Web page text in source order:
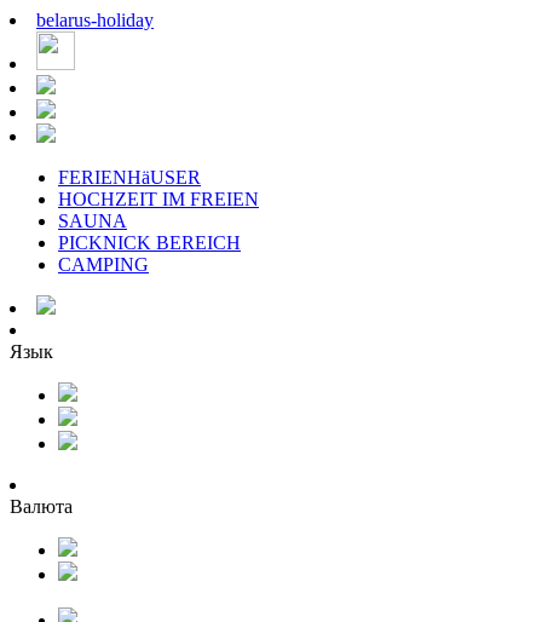
belarus-holiday
FERIENHäUSER
HOCHZEIT IM FREIEN
SAUNA
PICKNICK BEREICH
CAMPING
Язык
Валюта